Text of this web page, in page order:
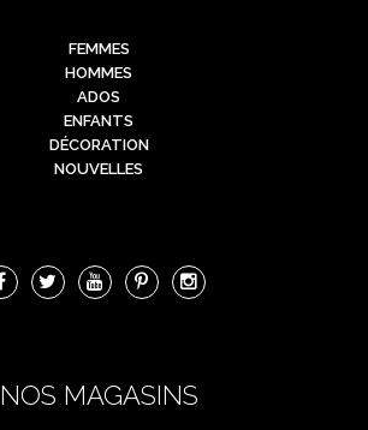
FEMMES
HOMMES
ADOS
ENFANTS
DÉCORATION
NOUVELLES
NOS MAGASINS